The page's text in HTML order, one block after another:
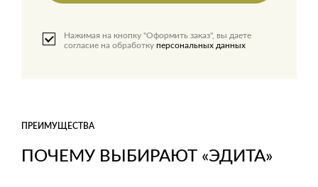
Нажимая на кнопку "Оформить заказ", вы даете
согласие на обработку персональных данных
ПОЧЕМУ ВЫБИРАЮТ «ЭДИТА»
ПРЕИМУЩЕСТВА